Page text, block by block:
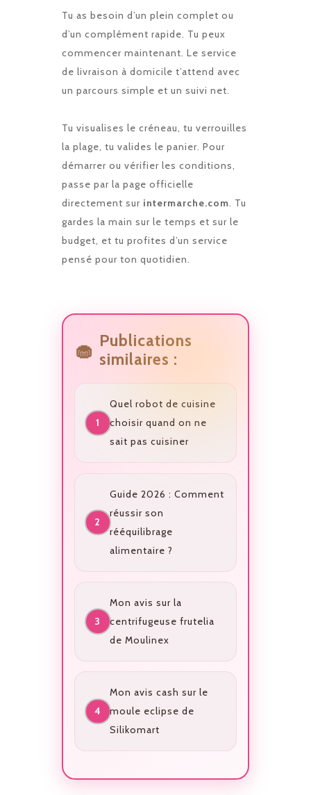
Tu as besoin d’un plein complet ou
d’un complément rapide. Tu peux
commencer maintenant. Le service
de livraison à domicile t’attend avec
un parcours simple et un suivi net.
Tu visualises le créneau, tu verrouilles
la plage, tu valides le panier. Pour
démarrer ou vérifier les conditions,
passe par la page officielle
directement sur intermarche.com. Tu
gardes la main sur le temps et sur le
budget, et tu profites d’un service
pensé pour ton quotidien.
Publications
similaires :
Quel robot de cuisine
choisir quand on ne
sait pas cuisiner
Guide 2026 : Comment
réussir son
rééquilibrage
alimentaire ?
Mon avis sur la
centrifugeuse frutelia
de Moulinex
Mon avis cash sur le
moule eclipse de
Silikomart